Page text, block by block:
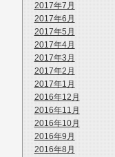
2017年7月
2017年6月
2017年5月
2017年4月
2017年3月
2017年2月
2017年1月
2016年12月
2016年11月
2016年10月
2016年9月
2016年8月